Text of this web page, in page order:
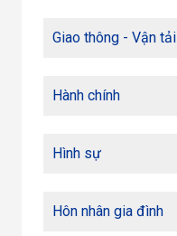
Giao thông - Vận tải
Hành chính
Hình sự
Hôn nhân gia đình